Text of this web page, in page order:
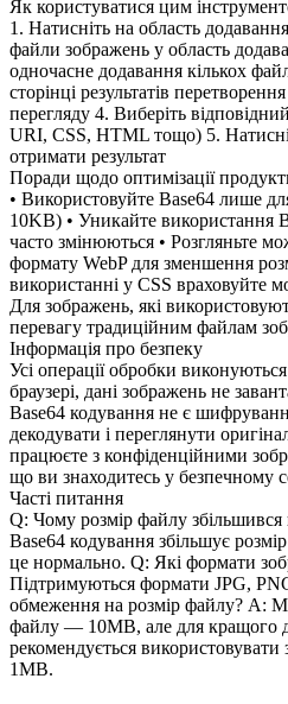
Як користуватися цим
1. Натисніть на область
файли зображень у область
одночасне додавання кількох
сторінці результатів
перегляду 4. Виберіть
URI, CSS, HTML тощо) 5.
отримати результат
Поради щодо оптимізації
• Використовуйте Base64 лише
10KB) • Уникайте використання
часто змінюються • Розгляньте
формату WebP для зменшення
використанні у CSS враховуйте
Для зображень, які
перевагу традиційним файлам
Інформація про безпеку
Усі операції обробки
браузері, дані зображень не
Base64 кодування не є
декодувати і переглянути
працюєте з конфіденційними
що ви знаходитесь у безпечному
Часті питання
Q: Чому розмір файлу збільшився
Base64 кодування збільшує
це нормально. Q: Які формати
Підтримуються формати JPG,
обмеження на розмір файлу? A:
файлу — 10MB, але для кращого
рекомендується
1MB.